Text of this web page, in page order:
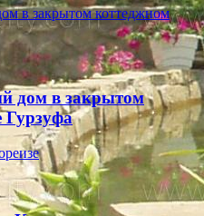
дом в закрытом
Гурзуфа